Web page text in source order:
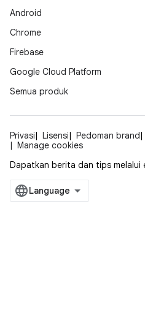
Android
Chrome
Firebase
Google Cloud Platform
Semua produk
Privasi Lisensi Pedoman brand
Manage cookies
Dapatkan berita dan tips melalui